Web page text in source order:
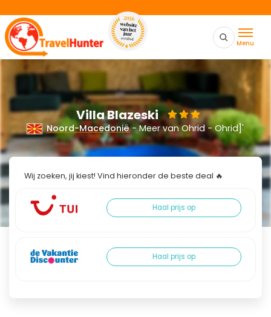
Menu
Villa Blazeski
Noord-Macedonië- Meer van Ohrid - Ohrid]'
Wij zoeken, jij kiest! Vind hieronder de beste deal 🔥
Haal prijs op
Haal prijs op